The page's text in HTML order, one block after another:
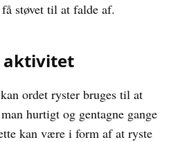
støvet til at falde af.
aktivitet
ordet ryster bruges til at
hurtigt og gentagne gange
kan være i form af at ryste